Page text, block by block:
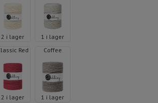
2 i lager
1 i lager
Red
2 i lager
Coffee
1 i lager